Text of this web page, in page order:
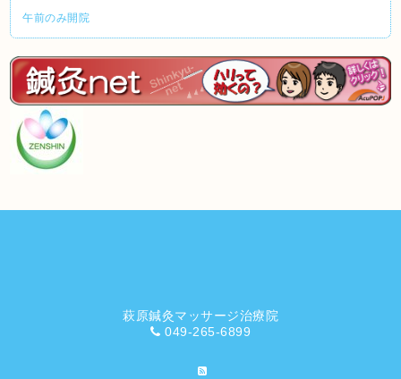
午前のみ開院
萩原鍼灸マッサージ治療院
049-265-6899